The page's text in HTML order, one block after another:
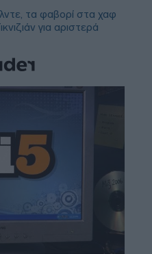
τα φαβορί στα χαφ
για αριστερά